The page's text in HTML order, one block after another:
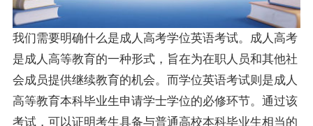
我们需要明确什么是成人高考学位英语考试。成人高考
是成人高等教育的一种形式，旨在为在职人员和其他社
会成员提供继续教育的机会。而学位英语考试则是成人
高等教育本科毕业生申请学士学位的必修环节。通过该
考试，可以证明考生具备与普通高校本科毕业生相当的